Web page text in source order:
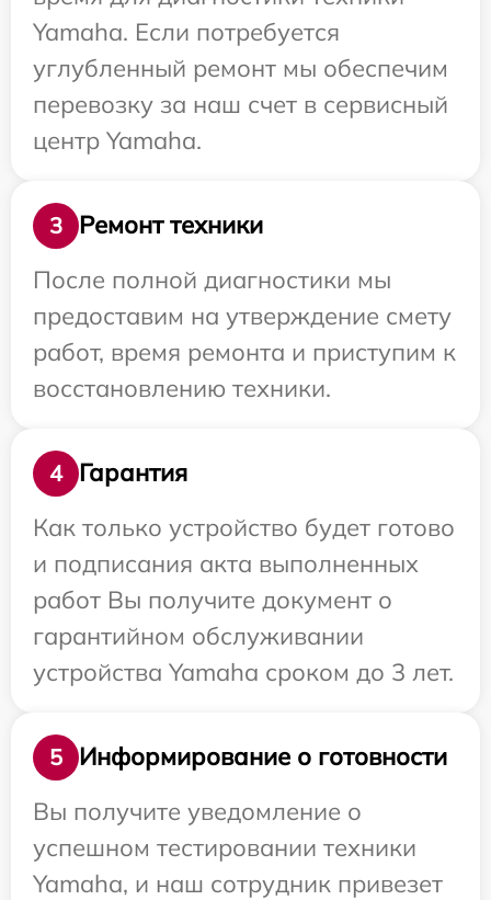
Yamaha. Если потребуется
углубленный ремонт мы обеспечим
перевозку за наш счет в сервисный
центр Yamaha.
3
Ремонт техники
После полной диагностики мы
предоставим на утверждение смету
работ, время ремонта и приступим к
восстановлению техники.
4
Гарантия
Как только устройство будет готово
и подписания акта выполненных
работ Вы получите документ о
гарантийном обслуживании
устройства Yamaha сроком до 3 лет.
5
Информирование о готовности
Вы получите уведомление о
успешном тестировании техники
Yamaha, и наш сотрудник привезет